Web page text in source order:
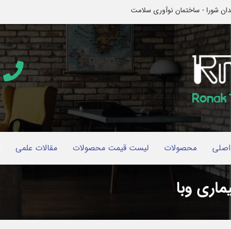
شورا - ساختمان نوآوری سلامت
محصولات لیست قیمت محصولات مقالات علمی
وبا